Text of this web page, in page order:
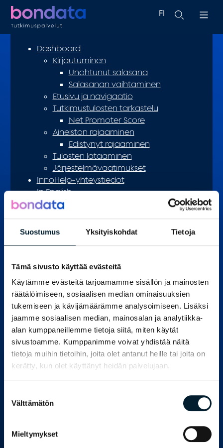
Suostumus Yksityiskohdat Tietoja
Tämä sivusto käyttää evästeitä
Käytämme evästeitä tarjoamamme sisällön ja mainosten
räätälöimiseen, sosiaalisen median ominaisuuksien
tukemiseen ja kävijämäärämme analysoimiseen. Lisäksi
jaamme sosiaalisen median, mainosalan ja analytiikka-
alan kumppaneillemme tietoja siitä, miten käytät
sivustoamme. Kumppanimme voivat yhdistää näitä
tietoja muihin tietoihin, joita olet antanut heille tai joita on
kerätty, kun olet käyttänyt heidän palvelujaan.
valinta
Välttämätön
Mieltymykset
FI
Dashboard
Kirjautuminen
Unohtunut salasana
Salasanan vaihtaminen
Etusivu ja navigaatio
Tutkimustulosten tarkastelu
Net Promoter Score
Aineiston rajaaminen
Edistynyt rajaaminen
Tulosten lataaminen
Järjestelmävaatimukset
InnoHelp-yhteystiedot
In English
Tervetuloa Dashboard-
ohjesivustolle!
Dashboard on reaaliaikainen tutkimusalusta,
markkinatilanteen kuin henkilöstön
hyvinvoinnin kartoittamiseen. Tutkimuksesi
ovat helposti hallittavana kokonaisuutena
verkossa ja Dashboardien avulla voit
vaivattomasti tarkastella ja viestiä
tutkimustuloksia. Järjestelmä tekee
organisaatioille helpoksi kerätä, ymmärtää ja
analysoida tietoa sekä toteuttaa tuloksia
käytännössä.
mahdollisuus tarkentaviin analyyseihin ja
tutkimusaineiston presentointi